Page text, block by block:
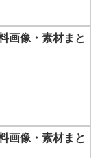
画像・素材まと
画像・素材まと